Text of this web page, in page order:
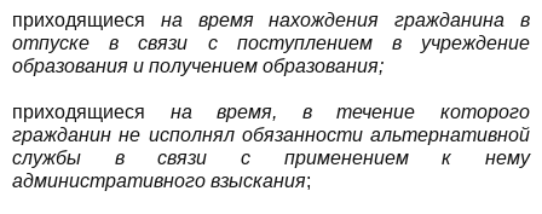
приходящиеся на время нахождения гражданина в
отпуске в связи с поступлением в учреждение
образования и получением образования;
приходящиеся на время, в течение которого
гражданин не исполнял обязанности альтернативной
службы в связи с применением к нему
административного взыскания;